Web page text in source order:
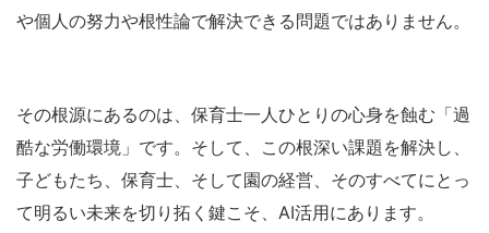
や個人の努力や根性論で解決できる問題ではありません。
その根源にあるのは、保育士一人ひとりの心身を蝕む「過
酷な労働環境」です。そして、この根深い課題を解決し、
子どもたち、保育士、そして園の経営、そのすべてにとっ
て明るい未来を切り拓く鍵こそ、AI活用にあります。